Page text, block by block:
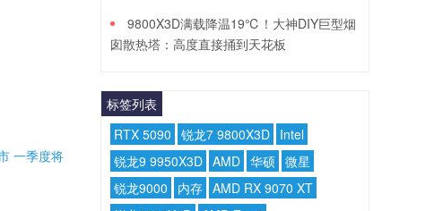
一季度将
9800X3D满载降温19℃！大神DIY巨型烟
囱散热塔：高度直接捅到天花板
标签列表
RTX 5090 锐龙7 9800X3D Intel
锐龙9 9950X3D AMD 华硕 微星
锐龙9000
内存 AMD RX 9070 XT